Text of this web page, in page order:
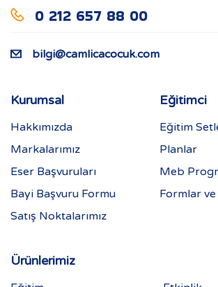
0 212 657 88 00
bilgi@camlicacocuk.com
Kurumsal
Hakkımızda
Markalarımız
Eser Başvuruları
Bayi Başvuru Formu
Satış Noktalarımız
Eğitimci
Eğitim
Planlar
Meb
Formlar
Ürünlerimiz